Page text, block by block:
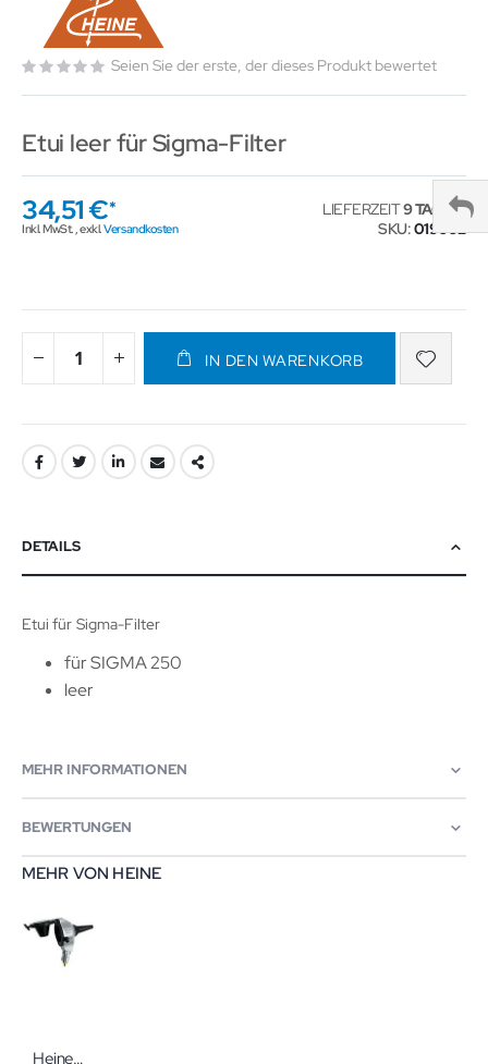
Seien Sie der erste, der dieses Produkt bewertet
Etui leer für Sigma-Filter
34,51 €
Inkl. MwSt.,exkl.Versandkosten
LIEFERZEIT9 TAGE
SKU 019602
IN DEN WARENKORB
DETAILS
Etui für Sigma-Filter
für SIGMA 250
leer
MEHR INFORMATIONEN
BEWERTUNGEN
MEHR VON HEINE
Heine Beta 400 Otoskop 2,5 + 4 Tips